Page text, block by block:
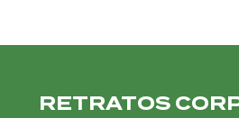
RETRATOS